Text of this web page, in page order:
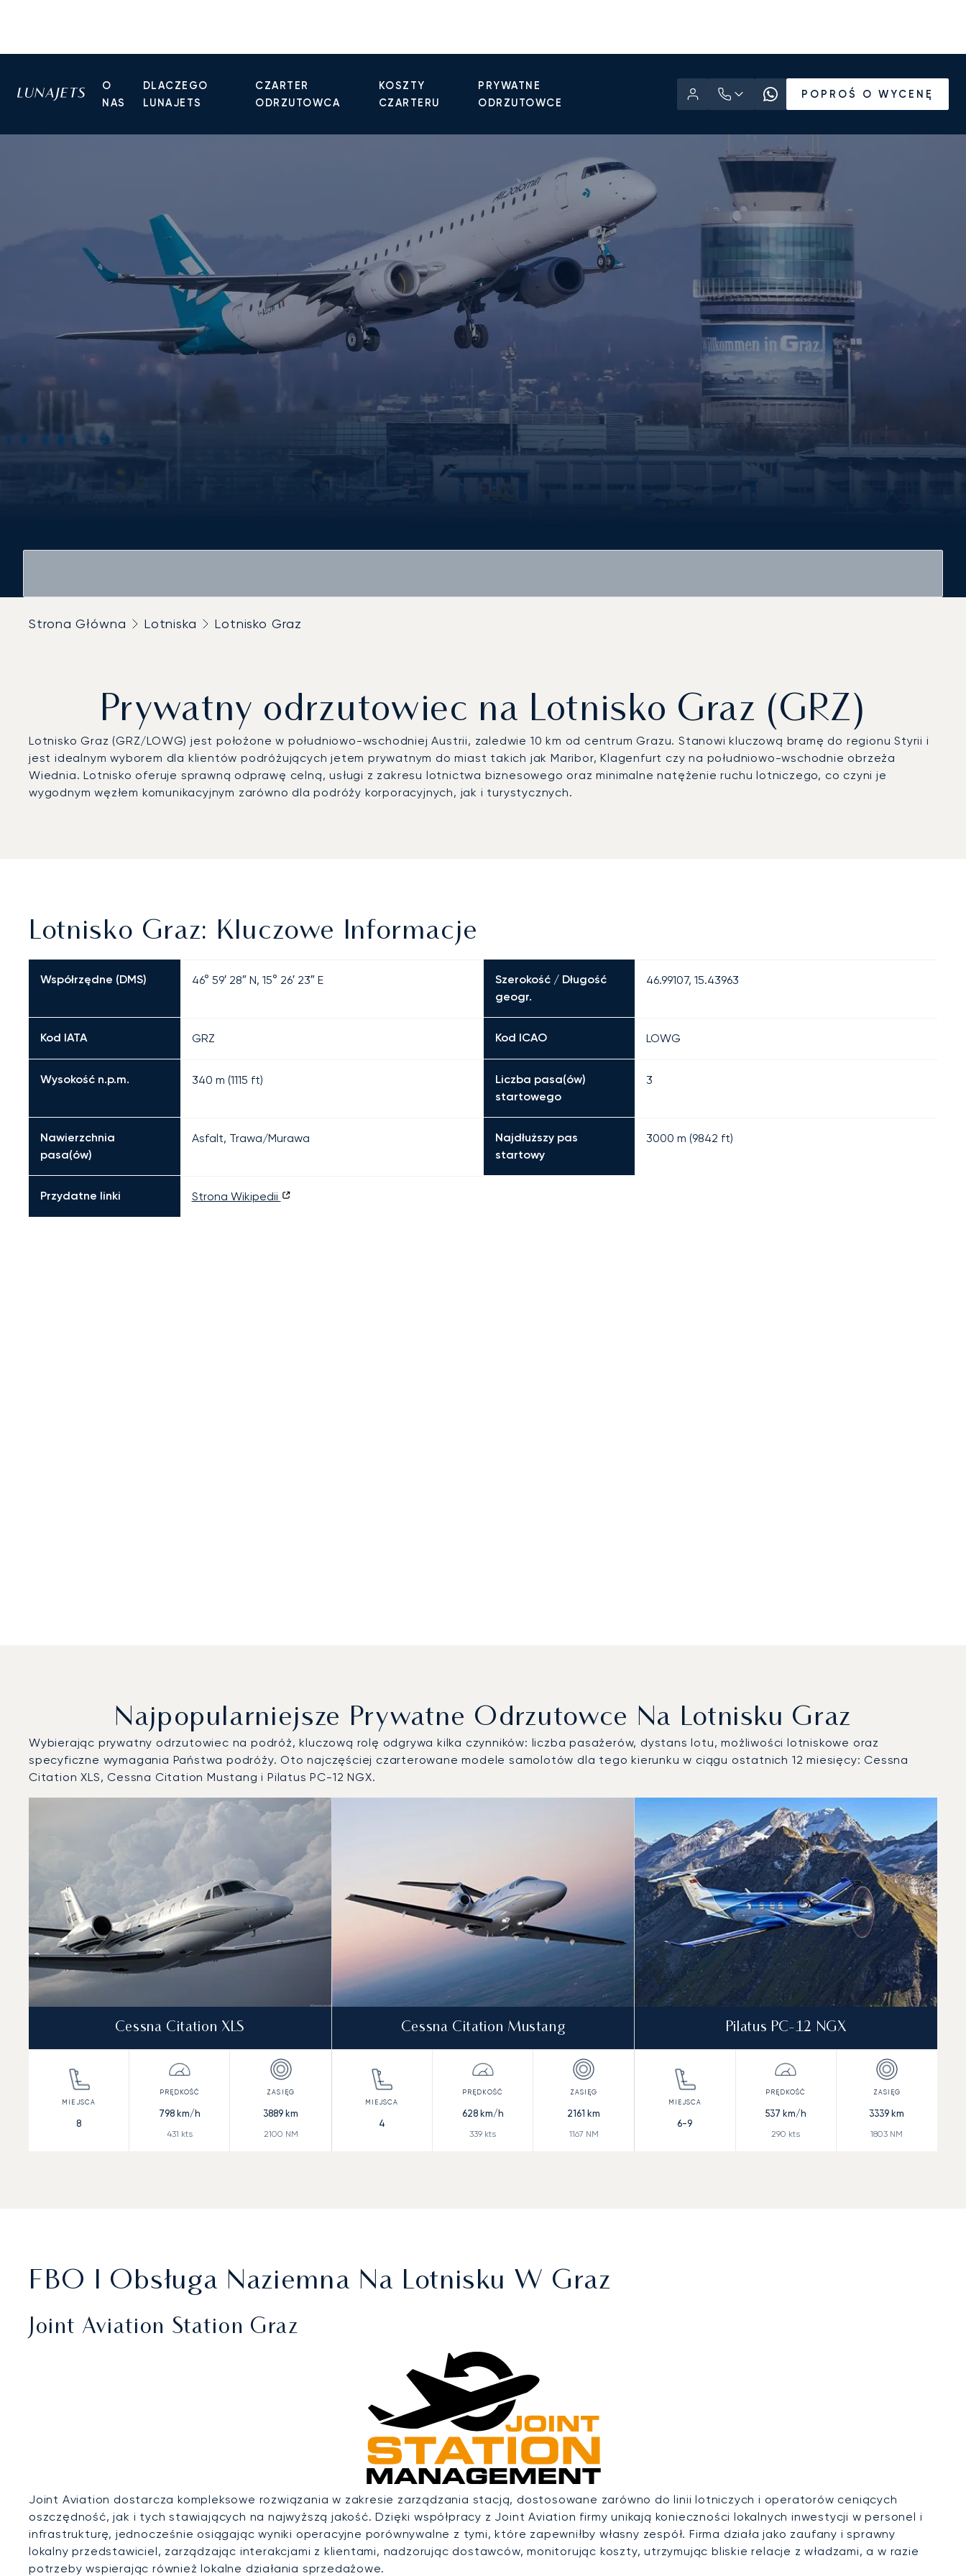
O
NAS
DLACZEGO
LUNAJETS
CZARTER
ODRZUTOWCA
KOSZTY
CZARTERU
PRYWATNE
ODRZUTOWCE
POPROŚ O WYCENĘ
Strona Główna Lotniska Lotnisko Graz
Prywatny odrzutowiec na Lotnisko Graz (GRZ)
Lotnisko Graz (GRZ/LOWG) jest położone w południowo-wschodniej Austrii, zaledwie 10 km od centrum Grazu. Stanowi kluczową bramę do regionu Styrii i
jest idealnym wyborem dla klientów podróżujących jetem prywatnym do miast takich jak Maribor, Klagenfurt czy na południowo-wschodnie obrzeża
Wiednia. Lotnisko oferuje sprawną odprawę celną, usługi z zakresu lotnictwa biznesowego oraz minimalne natężenie ruchu lotniczego, co czyni je
wygodnym węzłem komunikacyjnym zarówno dla podróży korporacyjnych, jak i turystycznych.
Lotnisko Graz: Kluczowe Informacje
Współrzędne (DMS) 46° 59′ 28″ N, 15° 26′ 23″ E
Szerokość / Długość
geogr.
46.99107, 15.43963
Kod IATA GRZ Kod ICAO LOWG
Wysokość n.p.m. 340 m (1115 ft)
Liczba pasa(ów)
startowego
3
Nawierzchnia
pasa(ów)
Asfalt, Trawa/Murawa
Najdłuższy pas
startowy
3000 m (9842 ft)
Przydatne linki Strona Wikipedii
Najpopularniejsze Prywatne Odrzutowce Na Lotnisku Graz
Wybierając prywatny odrzutowiec na podróż, kluczową rolę odgrywa kilka czynników: liczba pasażerów, dystans lotu, możliwości lotniskowe oraz
specyficzne wymagania Państwa podróży. Oto najczęściej czarterowane modele samolotów dla tego kierunku w ciągu ostatnich 12 miesięcy: Cessna
Citation XLS, Cessna Citation Mustang i Pilatus PC-12 NGX.
Lotnisko Graz : 3 najpopularniejsze modele statków powietrznych według liczby operacji lotniczych w 2025 roku
Model samolotu
Miejsca
Prędkość (węzły)
Zasięg (km)
Cessna Citation XLS
8
798km/h
431 kts
3889 km
2100 NM
Cessna Citation Mustang
4
628km/h
339 kts
2161 km
1167 NM
Pilatus PC-12 NGX
6-9
537 km/h
290 kts
3339 km
1803 NM
FBO I Obsługa Naziemna Na Lotnisku W Graz
Joint Aviation Station Graz
Joint Aviation dostarcza kompleksowe rozwiązania w zakresie zarządzania stacją, dostosowane zarówno do linii lotniczych i operatorów ceniących
oszczędność, jak i tych stawiających na najwyższą jakość. Dzięki współpracy z Joint Aviation firmy unikają konieczności lokalnych inwestycji w personel i
infrastrukturę, jednocześnie osiągając wyniki operacyjne porównywalne z tymi, które zapewniłby własny zespół. Firma działa jako zaufany i sprawny
lokalny przedstawiciel, zarządzając interakcjami z klientami, nadzorując dostawców, monitorując koszty, utrzymując bliskie relacje z władzami, a w razie
potrzeby wspierając również lokalne działania sprzedażowe.